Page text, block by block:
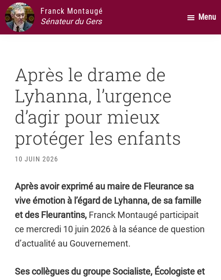
Passer
au
contenu
Passer
la
principale
Passer
au
pied
Franck Montaugé
Sénateur du Gers
Menu
Après le drame de
Lyhanna, l’urgence
d’agir pour mieux
protéger les enfants
10 JUIN 2026
Après avoir exprimé au maire de Fleurance sa
vive émotion à l’égard de Lyhanna, de sa famille
et des Fleurantins, Franck Montaugé participait
ce mercredi 10 juin 2026 à la séance de question
d’actualité au Gouvernement.
Ses collègues du groupe Socialiste, Écologiste et